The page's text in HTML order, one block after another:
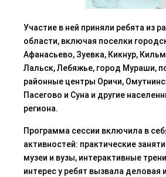
Участие в ней приняли ребята из
области, включая поселки
Афанасьево, Зуевка, Кикнур,
Лальск, Лебяжье, город Мураши,
районные центры Оричи,
Пасегово и Суна и другие
региона.
Программа сессии включила в
активностей: практические
музеи и вузы, интерактивные
интерес у ребят вызвала деловая